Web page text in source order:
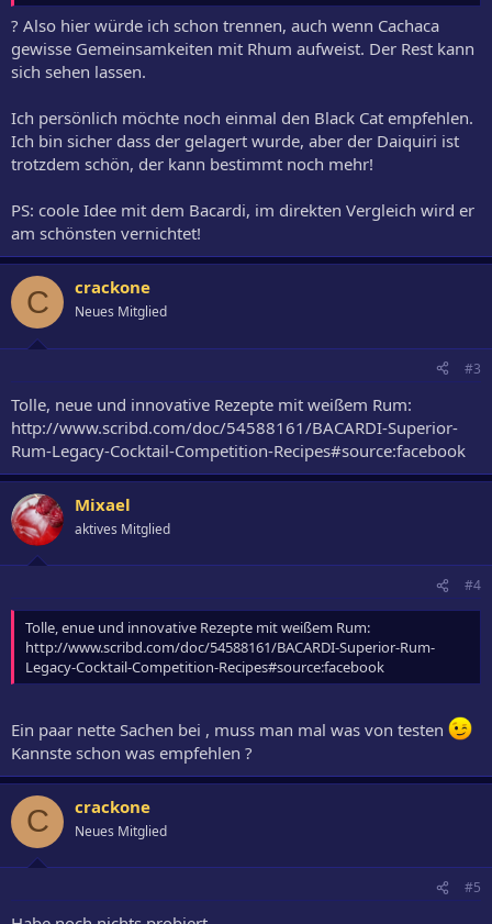
? Also hier würde ich schon trennen, auch wenn Cachaca
gewisse Gemeinsamkeiten mit Rhum aufweist. Der Rest kann
sich sehen lassen.
Ich persönlich möchte noch einmal den Black Cat empfehlen.
Ich bin sicher dass der gelagert wurde, aber der Daiquiri ist
trotzdem schön, der kann bestimmt noch mehr!
PS: coole Idee mit dem Bacardi, im direkten Vergleich wird er
am schönsten vernichtet!
C crackone
Neues Mitglied
#3
Tolle, neue und innovative Rezepte mit weißem Rum:
http://www.scribd.com/doc/54588161/BACARDI-Superior-
Rum-Legacy-Cocktail-Competition-Recipes#source:facebook
Mixael
aktives Mitglied
#4
Tolle, enue und innovative Rezepte mit weißem Rum:
http://www.scribd.com/doc/54588161/BACARDI-Superior-Rum-
Legacy-Cocktail-Competition-Recipes#source:facebook
Ein paar nette Sachen bei , muss man mal was von testen
Kannste schon was empfehlen ?
C crackone
Neues Mitglied
#5